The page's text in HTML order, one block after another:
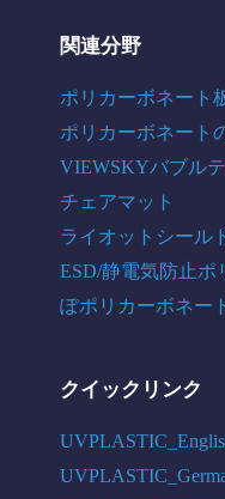
関連分野
ポリカーボネート
ポリカーボネート
VIEWSKYバブル
チェアマット
ライオットシール
ESD/静電気防止ポ
ぽポリカーボネー
クイックリンク